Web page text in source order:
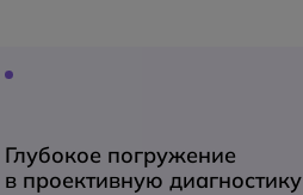
Глубокое погружение
в проективную диагностику